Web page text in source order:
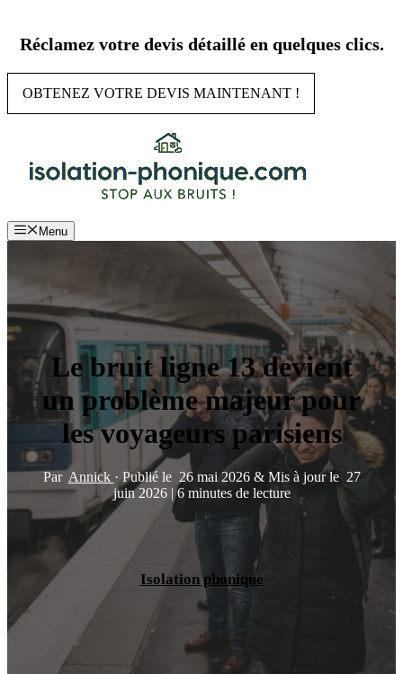
contenu
Réclamez votre devis détaillé en quelques clics.
OBTENEZ VOTRE DEVIS MAINTENANT !
Menu
Le bruit ligne 13 devient
un problème majeur pour
les voyageurs parisiens
Par Annick · Publié le 26 mai 2026 & Mis à jour le 27
juin 2026 | 6 minutes de lecture
Isolation phonique